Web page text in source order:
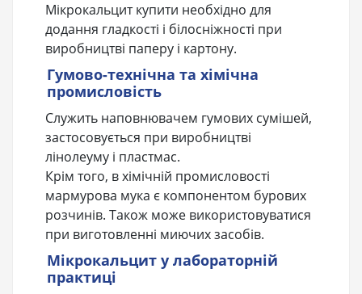
Мікрокальцит купити необхідно для
додання гладкості і білосніжності при
виробництві паперу і картону.
Гумово-технічна та хімічна
промисловість
Служить наповнювачем гумових сумішей,
застосовується при виробництві
лінолеуму і пластмас.
Крім того, в хімічній промисловості
мармурова мука є компонентом бурових
розчинів. Також може використовуватися
при виготовленні миючих засобів.
Мікрокальцит у лабораторній
практиці